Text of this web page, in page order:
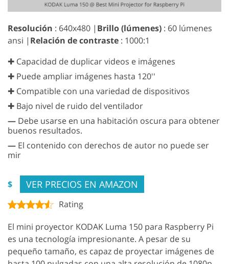
Resolución : 640x480 | Brillo (lúmenes) : 60 lúmenes
ansi | Relación de contraste : 1000:1
✚ Capacidad de duplicar videos e imágenes
✚ Puede ampliar imágenes hasta 120''
✚ Compatible con una variedad de dispositivos
✚ Bajo nivel de ruido del ventilador
— Debe usarse en una habitación oscura para obtener
buenos resultados.
— El contenido con derechos de autor no puede ser
mir
$ VER PRECIOS EN AMAZON
Rating
El mini proyector KODAK Luma 150 para Raspberry Pi
es una tecnología impresionante. A pesar de su
pequeño tamaño, es capaz de proyectar imágenes de